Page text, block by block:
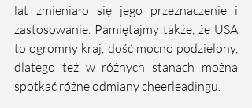
lat zmieniało się jego przeznaczenie i
zastosowanie. Pamiętajmy także, że USA
to ogromny kraj, dość mocno podzielony,
dlatego też w różnych stanach można
spotkać różne odmiany cheerleadingu.